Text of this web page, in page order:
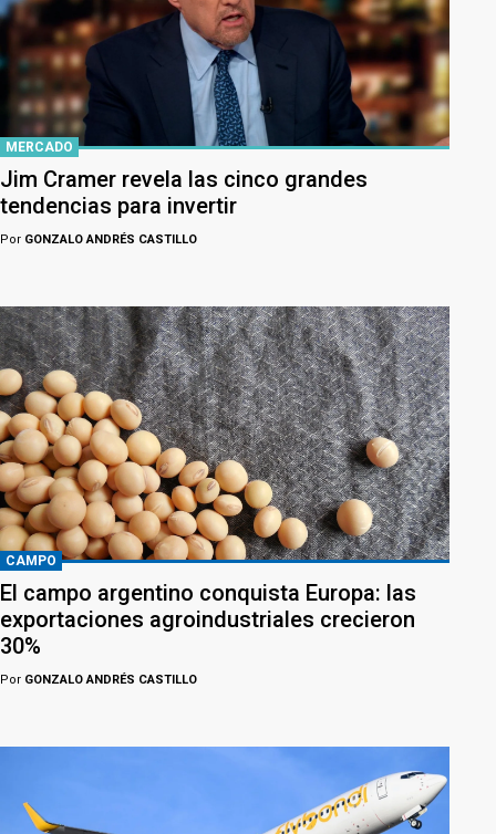
MERCADO
Jim Cramer revela las cinco grandes
tendencias para invertir
Por GONZALO ANDRÉS CASTILLO
CAMPO
El campo argentino conquista Europa: las
exportaciones agroindustriales crecieron
30%
Por GONZALO ANDRÉS CASTILLO